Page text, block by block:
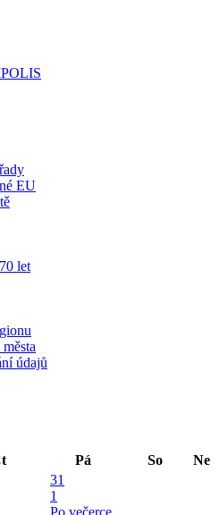
EU
let
údajů
Pá So Ne
31
1